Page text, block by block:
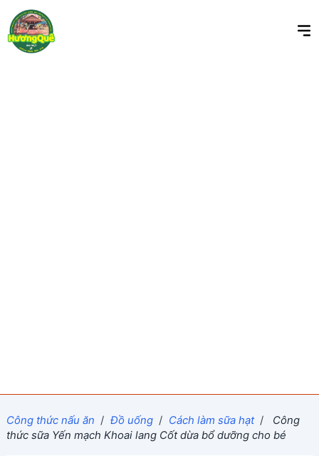
Công thức nấu ăn / Đồ uống / Cách làm sữa hạt /
Công
thức sữa Yến mạch Khoai lang Cốt dừa bổ dưỡng cho bé